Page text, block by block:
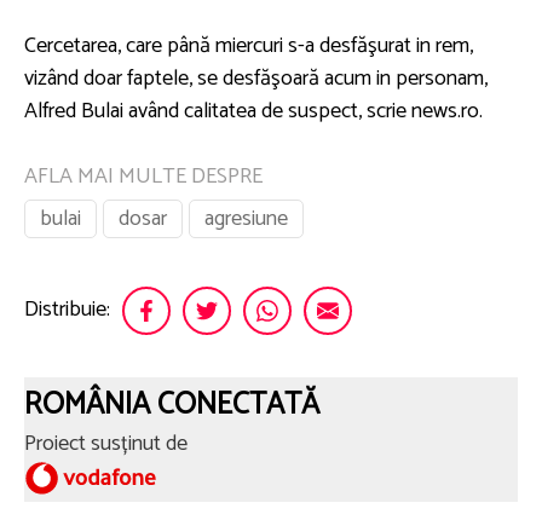
Cercetarea, care până miercuri s-a desfăşurat in rem,
vizând doar faptele, se desfăşoară acum in personam,
Alfred Bulai având calitatea de suspect, scrie news.ro.
AFLA MAI MULTE DESPRE
bulai
dosar agresiune
Distribuie:
ROMÂNIA CONECTATĂ
Proiect susținut de